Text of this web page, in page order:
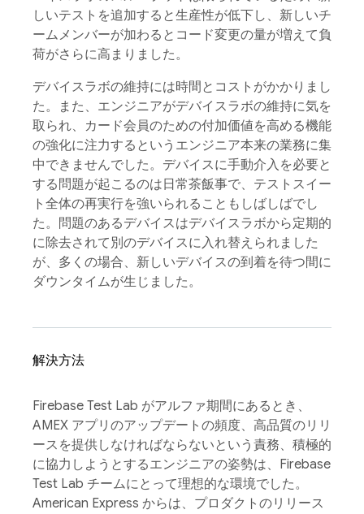
しいテストを追加すると生産性が低下し、新しいチ
ームメンバーが加わるとコード変更の量が増えて負
荷がさらに高まりました。
デバイスラボの維持には時間とコストがかかりまし
た。また、エンジニアがデバイスラボの維持に気を
取られ、カード会員のための付加価値を高める機能
の強化に注力するというエンジニア本来の業務に集
中できませんでした。デバイスに手動介入を必要と
する問題が起こるのは日常茶飯事で、テストスイー
ト全体の再実行を強いられることもしばしばでし
た。問題のあるデバイスはデバイスラボから定期的
に除去されて別のデバイスに入れ替えられました
が、多くの場合、新しいデバイスの到着を待つ間に
ダウンタイムが生じました。
解決方法
Firebase Test Lab がアルファ期間にあるとき、
AMEX アプリのアップデートの頻度、高品質のリリ
ースを提供しなければならないという責務、積極的
に協力しようとするエンジニアの姿勢は、Firebase
Test Lab チームにとって理想的な環境でした。
American Express からは、プロダクトのリリース